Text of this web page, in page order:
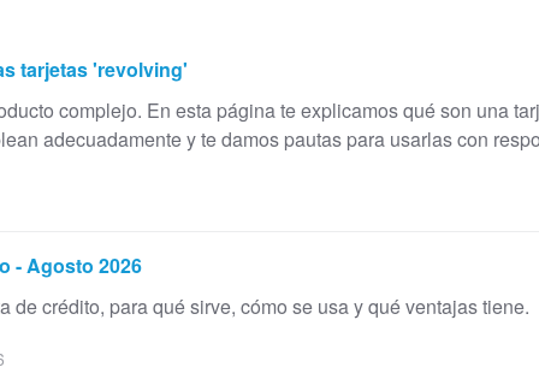
tarjetas 'revolving'
complejo. En esta página te explicamos qué son una
adecuadamente y te damos pautas para usarlas con
- Agosto 2026
de crédito, para qué sirve, cómo se usa y qué ventajas tiene.